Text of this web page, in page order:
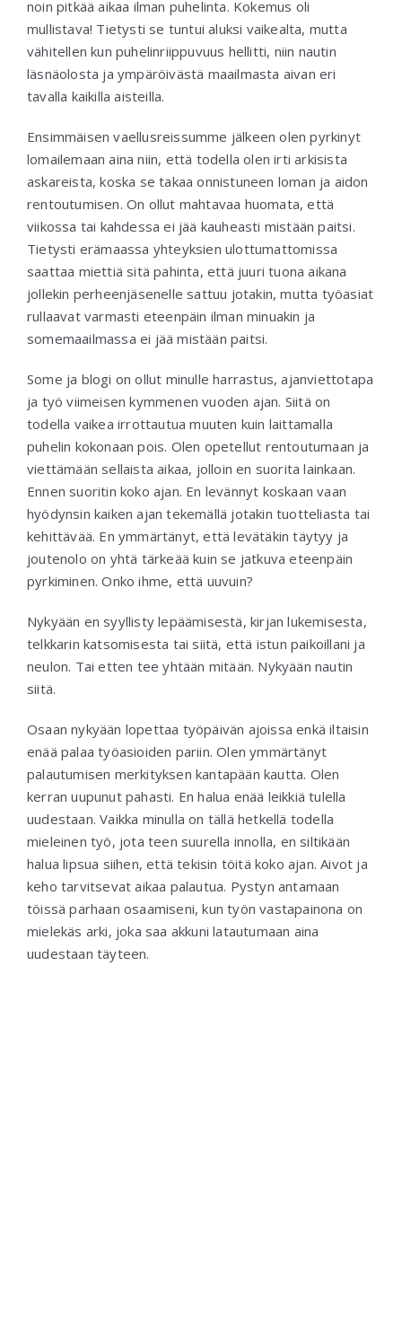
noin pitkää aikaa ilman puhelinta. Kokemus oli
mullistava! Tietysti se tuntui aluksi vaikealta, mutta
vähitellen kun puhelinriippuvuus hellitti, niin nautin
läsnäolosta ja ympäröivästä maailmasta aivan eri
tavalla kaikilla aisteilla.
Ensimmäisen vaellusreissumme jälkeen olen pyrkinyt
lomailemaan aina niin, että todella olen irti arkisista
askareista, koska se takaa onnistuneen loman ja aidon
rentoutumisen. On ollut mahtavaa huomata, että
viikossa tai kahdessa ei jää kauheasti mistään paitsi.
Tietysti erämaassa yhteyksien ulottumattomissa
saattaa miettiä sitä pahinta, että juuri tuona aikana
jollekin perheenjäsenelle sattuu jotakin, mutta työasiat
rullaavat varmasti eteenpäin ilman minuakin ja
somemaailmassa ei jää mistään paitsi.
Some ja blogi on ollut minulle harrastus, ajanviettotapa
ja työ viimeisen kymmenen vuoden ajan. Siitä on
todella vaikea irrottautua muuten kuin laittamalla
puhelin kokonaan pois. Olen opetellut rentoutumaan ja
viettämään sellaista aikaa, jolloin en suorita lainkaan.
Ennen suoritin koko ajan. En levännyt koskaan vaan
hyödynsin kaiken ajan tekemällä jotakin tuotteliasta tai
kehittävää. En ymmärtänyt, että levätäkin täytyy ja
joutenolo on yhtä tärkeää kuin se jatkuva eteenpäin
pyrkiminen. Onko ihme, että uuvuin?
Nykyään en syyllisty lepäämisestä, kirjan lukemisesta,
telkkarin katsomisesta tai siitä, että istun paikoillani ja
neulon. Tai etten tee yhtään mitään. Nykyään nautin
siitä.
Osaan nykyään lopettaa työpäivän ajoissa enkä iltaisin
enää palaa työasioiden pariin. Olen ymmärtänyt
palautumisen merkityksen kantapään kautta. Olen
kerran uupunut pahasti. En halua enää leikkiä tulella
uudestaan. Vaikka minulla on tällä hetkellä todella
mieleinen työ, jota teen suurella innolla, en siltikään
halua lipsua siihen, että tekisin töitä koko ajan. Aivot ja
keho tarvitsevat aikaa palautua. Pystyn antamaan
töissä parhaan osaamiseni, kun työn vastapainona on
mielekäs arki, joka saa akkuni latautumaan aina
uudestaan täyteen.